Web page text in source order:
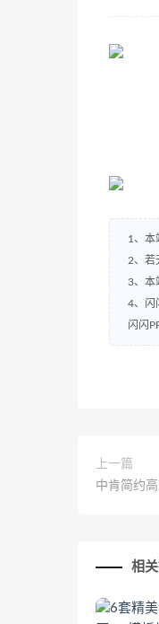
1、本
2、若
3、本
4、闪
闪闪
上一篇
中肯简约
相